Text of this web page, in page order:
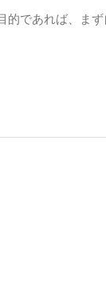
的であれば、ま